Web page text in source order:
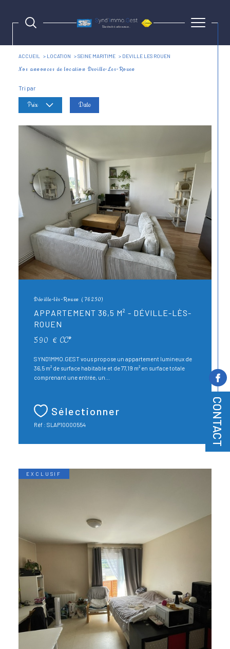
CONTACT
ACCUEIL LOCATION SEINE MARITIME DEVILLE LES ROUEN
Nos annonces de location Deville-Les-Rouen
Tri par
Prix Date
Déville-lès-Rouen (76250)
APPARTEMENT 36,5 M² - DÉVILLE-LÈS-
ROUEN
590 € CC*
SYND'IMMO.GEST vous propose un appartement lumineux de
36,5 m² de surface habitable et de 77,19 m² en surface totale
comprenant une entrée, un...
Sélectionner
Réf : SLAP10000554
EXCLUSIF